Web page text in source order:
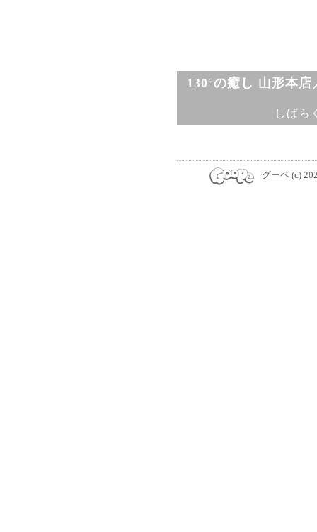
130°の癒し 山形本
しばら
グーペ (c)